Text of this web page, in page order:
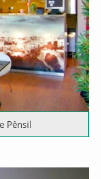
Pênsil